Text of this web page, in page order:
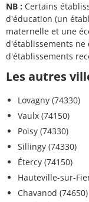
NB : Certains
d'éducation (un
maternelle et une
d'établissements
d'établissements
Les autres
Lovagny (74330)
Vaulx (74150)
Poisy (74330)
Sillingy (74330)
Étercy (74150)
Hauteville-sur-
Chavanod (74650)